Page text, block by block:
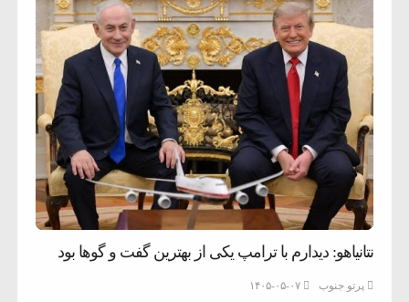
نتانیاهو: دیدارم با ترامپ یکی از بهترین گفت و گوها بود
پرتو جنوب ۱۴۰۵-۰۵-۰۷